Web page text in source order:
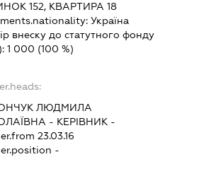
152, КВАРТИРА 18
Україна
внеску до статутного фонду
1 000 (100 %)
ЛЮДМИЛА
- КЕРІВНИК -
23.03.16
-